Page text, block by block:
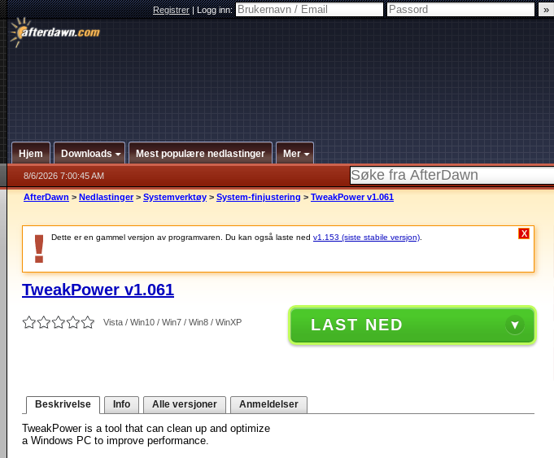
Registrer|Logg inn:
Hjem Downloads Mest populære nedlastinger Mer
8/6/2026 7:00:45 AM
AfterDawn > Nedlastinger > Systemverktøy > System-finjustering > TweakPower v1.061
Dette er en gammel versjon av programvaren. Du kan også laste ned v1.153 (siste stabile versjon) X
TweakPower v1.061
Vista / Win10 / Win7 / Win8 / WinXP LAST NED
Beskrivelse Info Alle versjoner Anmeldelser
TweakPower is a tool that can clean up and optimize
a Windows PC to improve performance.